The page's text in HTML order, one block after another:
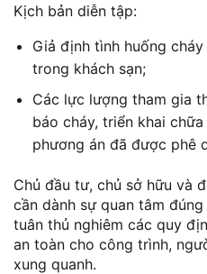
Kịch bản diễn tập:
Giả định tình huống
trong khách sạn;
Các lực lượng tham gia
báo cháy, triển khai
phương án đã được phê
Chủ đầu tư, chủ sở hữu và
cần dành sự quan tâm
tuân thủ nghiêm các quy
an toàn cho công trình,
xung quanh.